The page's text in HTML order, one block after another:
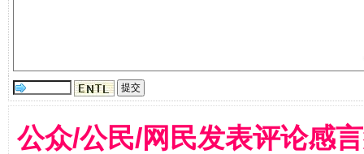
揭批美国五大"原罪"
公众/公民/网民发表评论感